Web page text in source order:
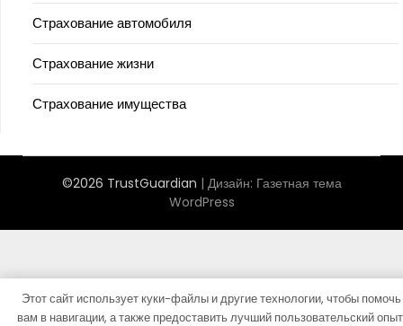
Страхование автомобиля
Страхование жизни
Страхование имущества
©2026 TrustGuardian | Дизайн: Газетная тема
WordPress
Этот сайт использует куки-файлы и другие технологии, чтобы помочь
вам в навигации, а также предоставить лучший пользовательский